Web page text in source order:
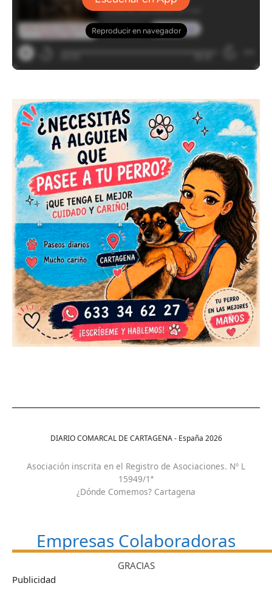
DIARIO COMARCAL DE CARTAGENA - España 2026
Asociación inscrita en el Registro de Asociaciones. Nº L
15949/1ª
¿Dónde Comemos? Cartagena
Empresas Colaboradoras
GRACIAS
Publicidad